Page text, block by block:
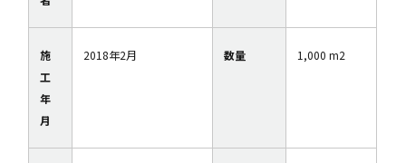
施
工
年
月
2018年2月 数量 1,000 m2